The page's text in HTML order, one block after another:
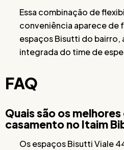
Essa combinação de
conveniência aparece de
espaços Bisutti do bairro,
integrada do time de
FAQ
Quais são os
casamento no Itaim
Os espaços Bisutti Viale